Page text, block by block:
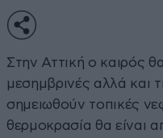
Στην Αττική ο καιρός θα
μεσημβρινές αλλά και
σημειωθούν τοπικές
θερμοκρασία θα είναι